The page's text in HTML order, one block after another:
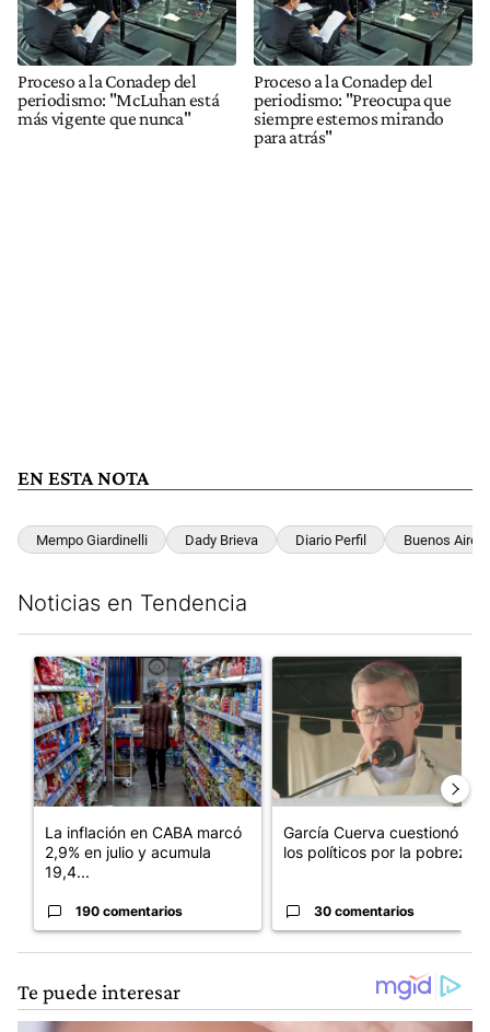
Proceso a la Conadep del
periodismo: "McLuhan está
más vigente que nunca"
Proceso a la Conadep del
periodismo: "Preocupa que
siempre estemos mirando
para atrás"
EN ESTA NOTA
Mempo Giardinelli Dady Brieva Diario Perfil Buenos Aires
Noticias en Tendencia
Un artículo de tendencia con el título "La inflación en CABA
La inflación en CABA marcó
2,9% en julio y acumula
19,4...
190 comentarios
Un artículo de tendencia con
García Cuerva cuestionó a
los políticos por la pobreza
30 comentarios